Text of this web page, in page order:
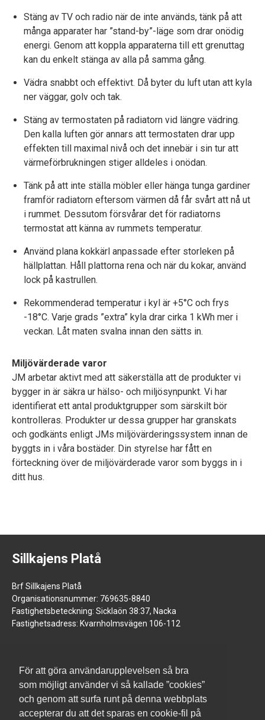
För att göra användarupplevelsen så bra
som möjligt använder vi så kallade ”cookies”
och genom att surfa runt på denna webbplats
accepterar du att det sparas en cookie-fil på
Stäng av TV och radio när de inte används, tänk på att
många apparater har ”stand-by”-läge som drar onödig
energi. Genom att koppla apparaterna till ett grenuttag
kan du enkelt stänga av alla på samma gång.
Vädra snabbt och effektivt. Då byter du luft utan att kyla
ner väggar, golv och tak.
Stäng av termostaten på radiatorn vid längre vädring.
Den kalla luften gör annars att termostaten drar upp
effekten till maximal nivå och det innebär i sin tur att
värmeförbrukningen stiger alldeles i onödan.
Tänk på att inte ställa möbler eller hänga tunga gardiner
framför radiatorn eftersom värmen då får svårt att nå ut
i rummet. Dessutom försvårar det för radiatorns
termostat att känna av rummets temperatur.
Använd plana kokkärl anpassade efter storleken på
hällplattan. Håll plattorna rena och när du kokar, använd
lock på kastrullen.
Rekommenderad temperatur i kyl är +5°C och frys
-18°C. Varje grads ”extra” kyla drar cirka 1 kWh mer i
veckan. Låt maten svalna innan den sätts in.
Miljövärderade varor
JM arbetar aktivt med att säkerställa att de produkter vi
bygger in är säkra ur hälso- och miljösynpunkt. Vi har
identifierat ett antal produktgrupper som särskilt bör
kontrolleras. Produkter ur dessa grupper har granskats
och godkänts enligt JMs miljövärderingssystem innan de
byggts in i våra bostäder. Din styrelse har fått en
förteckning över de miljövärderade varor som byggs in i
ditt hus.
Sillkajens Platå
Brf Sillkajens Platå
Organisationsnummer: 769635-8840
Fastighetsbeteckning: Sicklaön 38:37, Nacka
Fastighetsadress: Kvarnholmsvägen 106-112